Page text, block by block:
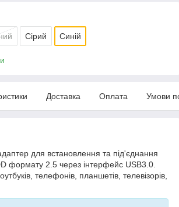
Сірий Синій
Доставка Оплата Умови
для встановлення та під'єднання
формату 2.5 через інтерфейс USB3.0.
телефонів, планшетів, телевізорів,